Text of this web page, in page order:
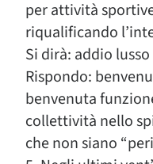
per attività
riqualificando
Si dirà: addio
Rispondo:
benvenuta
collettività nello
che non siano